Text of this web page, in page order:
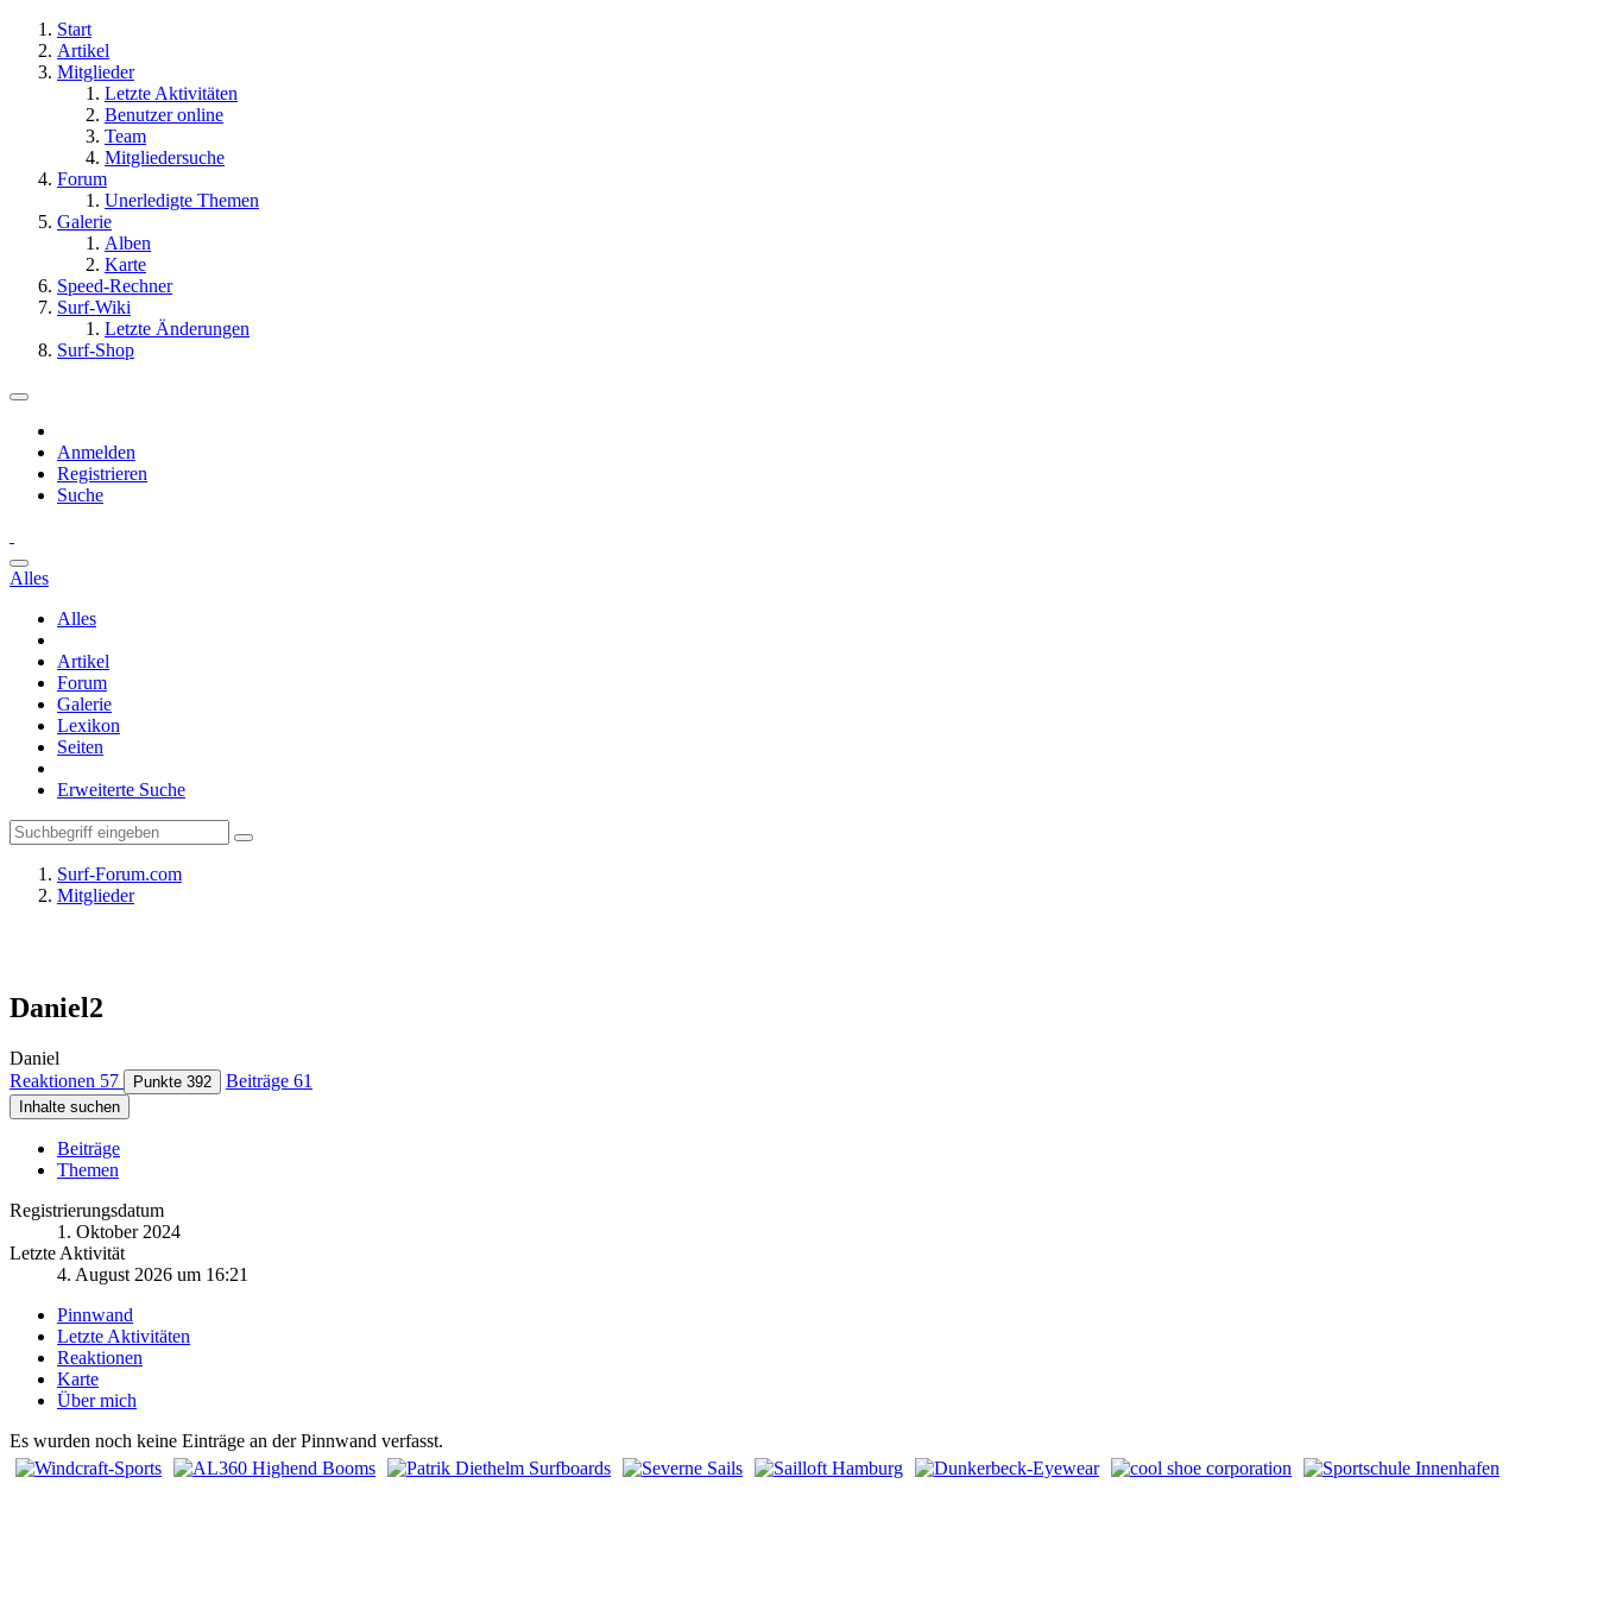
Start
Artikel
Mitglieder
Letzte Aktivitäten
Benutzer online
Team
Mitgliedersuche
Forum
Unerledigte Themen
Galerie
Alben
Karte
Speed-Rechner
Surf-Wiki
Letzte Änderungen
Surf-Shop
Anmelden
Registrieren
Suche
Alles
Alles
Artikel
Forum
Galerie
Lexikon
Seiten
Erweiterte Suche
Surf-Forum.com
Mitglieder
Daniel2
Daniel
Reaktionen 57 Punkte 392 Beiträge 61
Inhalte suchen
Beiträge
Themen
Registrierungsdatum
1. Oktober 2024
Letzte Aktivität
4. August 2026 um 16:21
Pinnwand
Letzte Aktivitäten
Reaktionen
Karte
Über mich
Es wurden noch keine Einträge an der Pinnwand verfasst.